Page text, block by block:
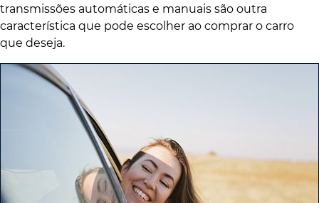
transmissões automáticas e manuais são outra
característica que pode escolher ao comprar o carro
que deseja.